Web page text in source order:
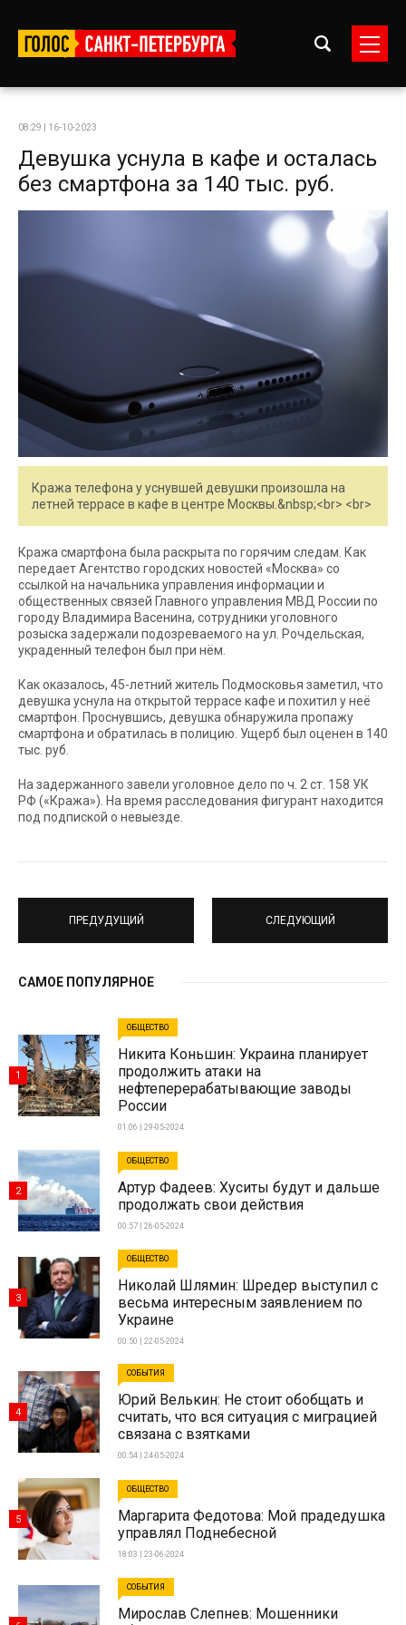
08:29 | 16-10-2023
Девушка уснула в кафе и осталась
без смартфона за 140 тыс. руб.
Кража телефона у уснувшей девушки произошла на
летней террасе в кафе в центре Москвы.&nbsp;<br> <br>
Кража смартфона была раскрыта по горячим следам. Как
передает Агентство городских новостей «Москва» со
ссылкой на начальника управления информации и
общественных связей Главного управления МВД России по
городу Владимира Васенина, сотрудники уголовного
розыска задержали подозреваемого на ул. Рочдельская,
украденный телефон был при нём.
Как оказалось, 45-летний житель Подмосковья заметил, что
девушка уснула на открытой террасе кафе и похитил у неё
смартфон. Проснувшись, девушка обнаружила пропажу
смартфона и обратилась в полицию. Ущерб был оценен в 140
тыс. руб.
На задержанного завели уголовное дело по ч. 2 ст. 158 УК
РФ («Кража»). На время расследования фигурант находится
под подпиской о невыезде.
ПРЕДУДУЩИЙ СЛЕДУЮЩИЙ
САМОЕ ПОПУЛЯРНОЕ
ОБЩЕСТВО
Никита Коньшин: Украина планирует
продолжить атаки на
нефтеперерабатывающие заводы
России
01:06 | 29-05-2024
1
ОБЩЕСТВО
Артур Фадеев: Хуситы будут и дальше
продолжать свои действия
00:57 | 26-05-2024
2
ОБЩЕСТВО
Николай Шлямин: Шредер выступил с
весьма интересным заявлением по
Украине
00:50 | 22-05-2024
3
СОБЫТИЯ
Юрий Велькин: Не стоит обобщать и
считать, что вся ситуация с миграцией
связана с взятками
00:54 | 24-05-2024
4
ОБЩЕСТВО
Маргарита Федотова: Мой прадедушка
управлял Поднебесной
18:03 | 23-06-2024
5
СОБЫТИЯ
Мирослав Слепнев: Мошенники